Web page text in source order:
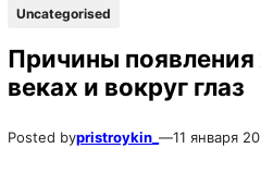
Uncategorised
Причины
веках и вокруг глаз
Posted bypristroykin_ —11 января